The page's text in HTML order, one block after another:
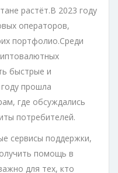
растёт.В 2023 году
операторов,
портфолио.Среди
быстрые и
прошла
где обсуждались
потребителей.
сервисы поддержки,
помощь в
для тех, кто